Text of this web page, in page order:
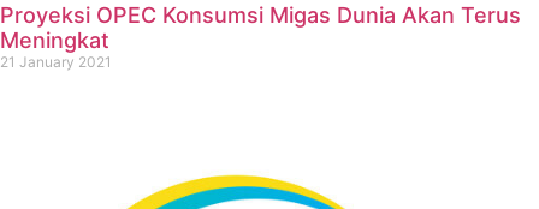
Proyeksi OPEC Konsumsi Migas Dunia Akan Terus
Meningkat
21 January 2021